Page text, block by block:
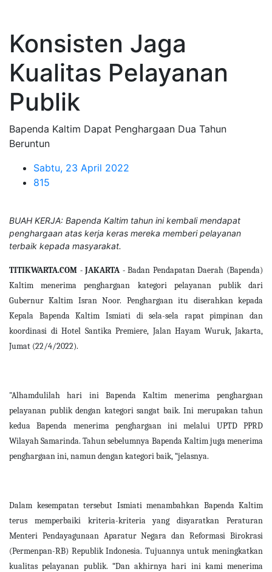
Konsisten Jaga
Kualitas Pelayanan
Publik
Bapenda Kaltim Dapat Penghargaan Dua Tahun
Beruntun
Sabtu, 23 April 2022
815
BUAH KERJA: Bapenda Kaltim tahun ini kembali mendapat
penghargaan atas kerja keras mereka memberi pelayanan
terbaik kepada masyarakat.
TITIKWARTA.COM - JAKARTA -Badan Pendapatan Daerah (Bapenda)
Kaltim menerima penghargaan kategori pelayanan publik dari
Gubernur Kaltim Isran Noor. Penghargaan itu diserahkan kepada
Kepala Bapenda Kaltim Ismiati di sela-sela rapat pimpinan dan
koordinasi di Hotel Santika Premiere, Jalan Hayam Wuruk, Jakarta,
Jumat (22/4/2022).
"Alhamdulilah hari ini Bapenda Kaltim menerima penghargaan
pelayanan publik dengan kategori sangat baik. Ini merupakan tahun
kedua Bapenda menerima penghargaan ini melalui UPTD PPRD
Wilayah Samarinda. Tahun sebelumnya Bapenda Kaltim juga menerima
penghargaan ini, namun dengan kategori baik, “jelasnya.
Dalam kesempatan tersebut Ismiati menambahkan Bapenda Kaltim
terus memperbaiki kriteria-kriteria yang disyaratkan Peraturan
Menteri Pendayagunaan Aparatur Negara dan Reformasi Birokrasi
(Permenpan-RB) Republik Indonesia. Tujuannya untuk meningkatkan
kualitas pelayanan publik. “Dan akhirnya hari ini kami menerima